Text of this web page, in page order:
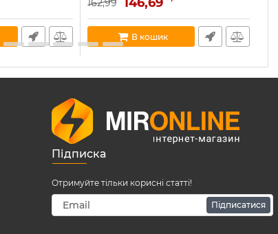
Артикул: 701-3030-137
В наявності:2
162,99
В кошик
Підписка
Отримуйте тільки корисні статті!
Підписатися